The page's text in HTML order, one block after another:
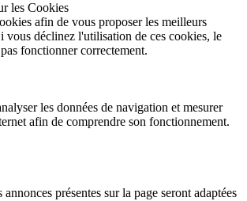
les Cookies
afin de vous proposer les meilleurs
vous déclinez l'utilisation de ces cookies, le
fonctionner correctement.
les données de navigation et mesurer
afin de comprendre son fonctionnement.
présentes sur la page seront adaptées